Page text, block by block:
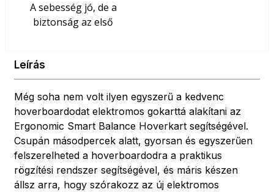
A sebesség jó, de a
biztonság az első
Leírás
Még soha nem volt ilyen egyszerű a kedvenc
hoverboardodat elektromos gokarttá alakítani az
Ergonomic Smart Balance Hoverkart segítségével.
Csupán másodpercek alatt, gyorsan és egyszerűen
felszerelheted a hoverboardodra a praktikus
rögzítési rendszer segítségével, és máris készen
állsz arra, hogy szórakozz az új elektromos